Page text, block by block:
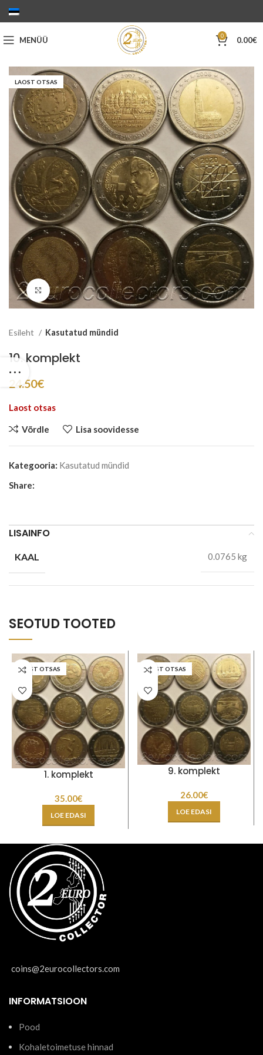
MENÜÜ 0 0.00€
LAOST OTSAS
Suurenda
Esileht Kasutatud mündid
10. komplekt
24.50€
Laost otsas
Võrdle Lisa soovidesse
Kategooria: Kasutatud mündid
Share:
LISAINFO
KAAL 0.0765 kg
SEOTUD TOOTED
LAOST OTSAS
1. komplekt
35.00€
LOE EDASI
LAOST OTSAS
9. komplekt
26.00€
LOE EDASI
coins@2eurocollectors.com
INFORMATSIOON
Pood
Kohaletoimetuse hinnad